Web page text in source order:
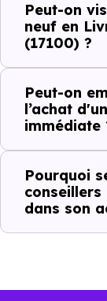
le projet peut
Action
Visiter
Comparer
Décider
Peut-on
neuf en
(17100) ?
Peut-on
l’achat
immédiate
Pourquoi
dans son